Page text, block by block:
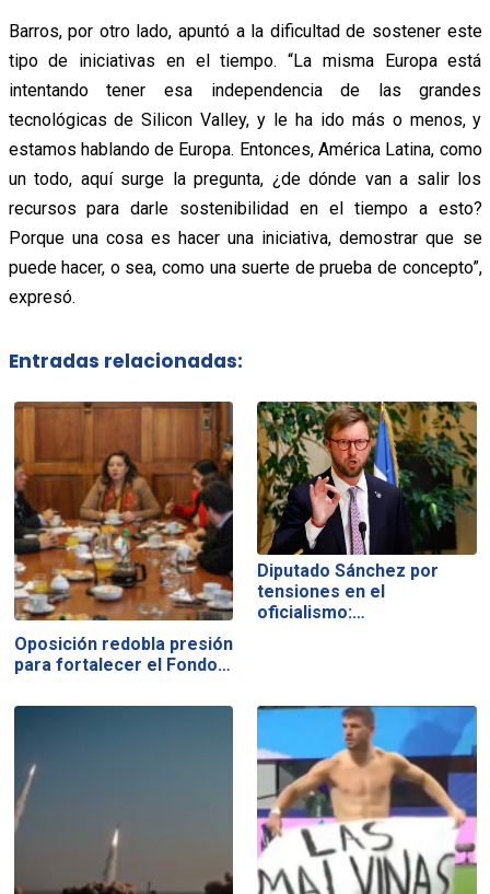
Barros, por otro lado, apuntó a la dificultad de sostener este
tipo de iniciativas en el tiempo. “La misma Europa está
intentando tener esa independencia de las grandes
tecnológicas de Silicon Valley, y le ha ido más o menos, y
estamos hablando de Europa. Entonces, América Latina, como
un todo, aquí surge la pregunta, ¿de dónde van a salir los
recursos para darle sostenibilidad en el tiempo a esto?
Porque una cosa es hacer una iniciativa, demostrar que se
puede hacer, o sea, como una suerte de prueba de concepto”,
expresó.
Entradas relacionadas:
Oposición redobla presión
para fortalecer el Fondo…
Diputado Sánchez por
tensiones en el
oficialismo:…